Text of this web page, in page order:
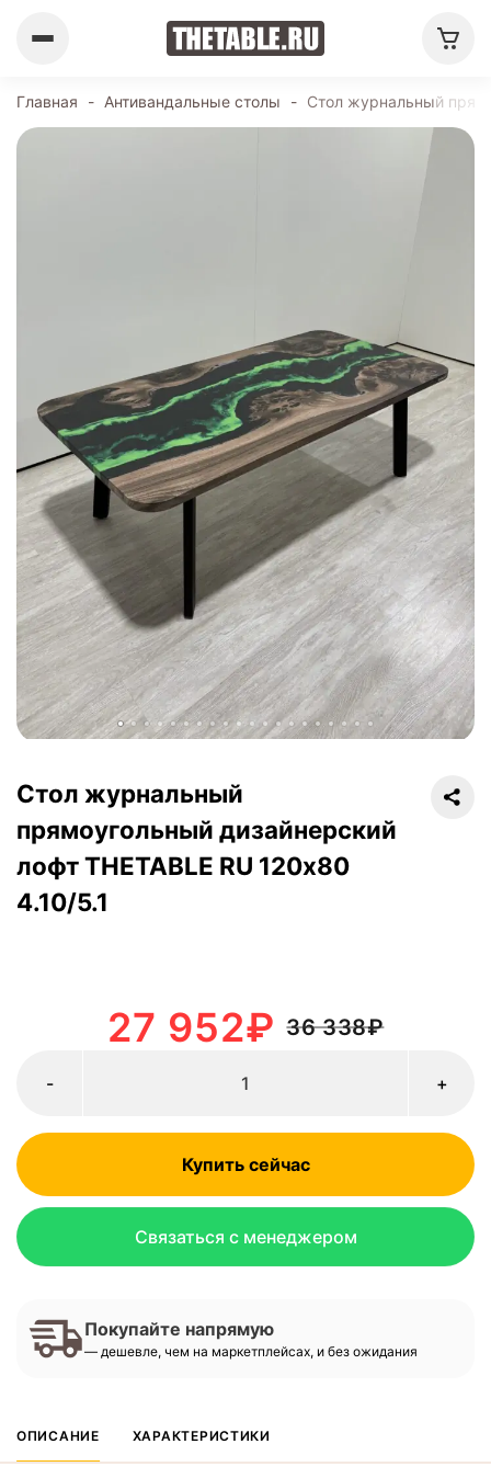
Главная - Антивандальные столы - Стол журнальный
Стол журнальный
прямоугольный дизайнерский
лофт THETABLE RU 120х80
4.10/5.1
36 338₽
27 952₽
+
-
Купить сейчас
Связаться с менеджером
Покупайте напрямую
— дешевле, чем на маркетплейсах, и без ожидания
ОПИСАНИЕ ХАРАКТЕРИСТИКИ